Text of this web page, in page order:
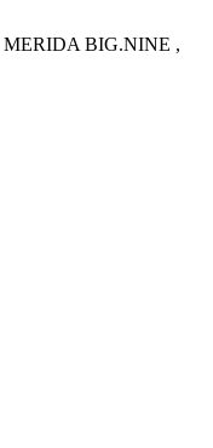
MERIDA BIG.NINE ,